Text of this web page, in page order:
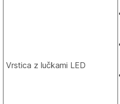
Vrstica z lučkami LED